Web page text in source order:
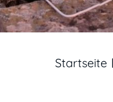
Startseite